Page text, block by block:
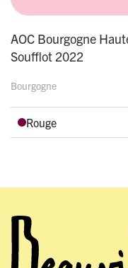
AOC Bourgogne
Soufflot 2022
Bourgogne
Rouge